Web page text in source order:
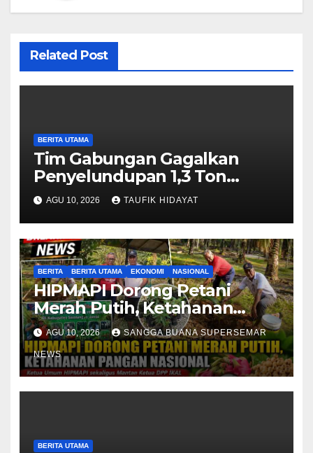
Related Post
BERITA UTAMA
Tim Gabungan Gagalkan
Penyelundupan 1,3 Ton
Ketamine HCL di Perairan
Natuna
AGU 10, 2026 TAUFIK HIDAYAT
BERITA BERITA UTAMA EKONOMI NASIONAL
HIPMAPI Dorong Petani
Merah Putih, Ketahanan
Pangan Nasional
AGU 10, 2026 SANGGA BUANA SUPERSEMAR
NEWS
BERITA UTAMA